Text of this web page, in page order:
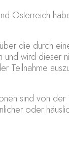
Österreich
die durch
wird dieser
Teilnahme
sind von der
oder